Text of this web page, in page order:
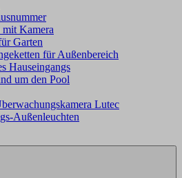
Kamera
Garten
für Außenbereich
Hauseingangs
um den Pool
Lutec
Außenleuchten